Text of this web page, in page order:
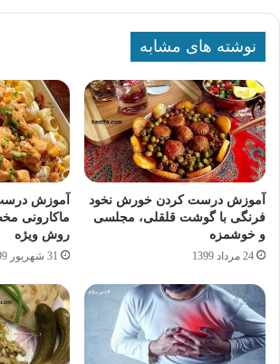
نوشته های مشابه
آموزش درست کردن خورش نخود
فرنگی با گوشت قلقلی، مجلسی
و خوشمزه
24 مرداد 1399
آموزش
ماکارونی
روش ویژه
31 شهریور 1399